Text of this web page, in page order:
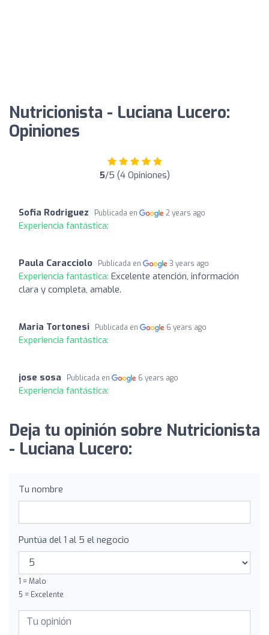
Nutricionista - Luciana Lucero:
Opiniones
5/5 (4 Opiniones)
Sofia Rodriguez Publicada en 2 years ago
Experiencia fantástica:
Paula Caracciolo Publicada en 3 years ago
Experiencia fantástica: Excelente atención, información
clara y completa, amable.
Maria Tortonesi Publicada en 6 years ago
Experiencia fantástica:
jose sosa Publicada en 6 years ago
Experiencia fantástica:
Deja tu opinión sobre Nutricionista
- Luciana Lucero:
Tu nombre
Puntúa del 1 al 5 el negocio
1 = Malo
5 = Excelente